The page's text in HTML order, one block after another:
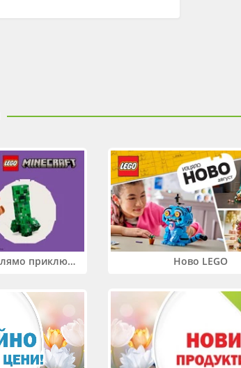
Два свята. Едно голямо приключение. Купи 2 продукта LEGO® Friends и/или LEGO® Minecraft и вземи -27% Ново LEGO